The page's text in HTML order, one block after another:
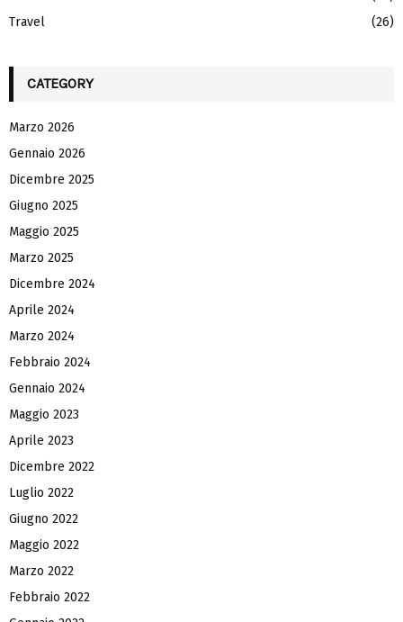
Travel
(26)
CATEGORY
Marzo 2026
Gennaio 2026
Dicembre 2025
Giugno 2025
Maggio 2025
Marzo 2025
Dicembre 2024
Aprile 2024
Marzo 2024
Febbraio 2024
Gennaio 2024
Maggio 2023
Aprile 2023
Dicembre 2022
Luglio 2022
Giugno 2022
Maggio 2022
Marzo 2022
Febbraio 2022